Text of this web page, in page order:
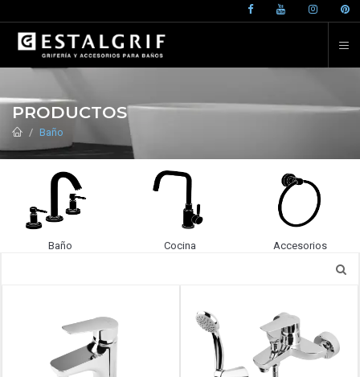
PRODUCTOS
Baño
Baño Cocina Accesorios